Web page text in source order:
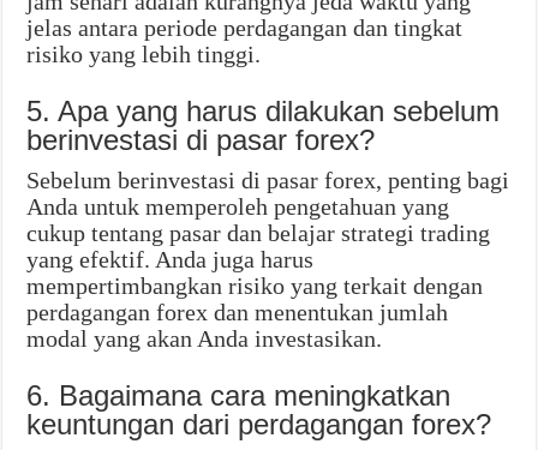
jelas antara periode perdagangan dan tingkat
risiko yang lebih tinggi.
5. Apa yang harus dilakukan sebelum
berinvestasi di pasar forex?
Sebelum berinvestasi di pasar forex, penting bagi
Anda untuk memperoleh pengetahuan yang
cukup tentang pasar dan belajar strategi trading
yang efektif. Anda juga harus
mempertimbangkan risiko yang terkait dengan
perdagangan forex dan menentukan jumlah
modal yang akan Anda investasikan.
6. Bagaimana cara meningkatkan
keuntungan dari perdagangan forex?